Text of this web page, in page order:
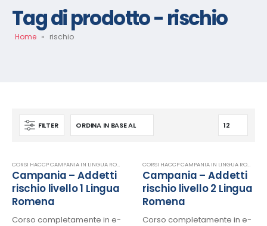
Tag di prodotto - rischio
Home » rischio
FILTER
CORSI HACCP CAMPANIA IN LINGUA ROMENA E-LEARNING,FORMAZIONE HACCP IN LINGUA
Campania – Addetti
rischio livello 1 Lingua
Romena
Corso completamente in e-
CORSI HACCP CAMPANIA IN LINGUA ROMENA
Campania – Addetti
rischio livello 2 Lingua
Romena
Corso completamente in e-